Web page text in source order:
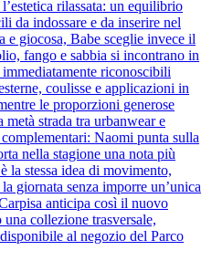
rilassata: un equilibrio
da indossare e da inserire nel
e giocosa, Babe sceglie invece il
fango e sabbia si incontrano in
riconoscibili
coulisse e applicazioni in
le proporzioni generose
strada tra urbanwear e
Naomi punta sulla
nella stagione una nota più
la stessa idea di movimento,
giornata senza imporre un’unica
anticipa così il nuovo
collezione trasversale,
al negozio del Parco